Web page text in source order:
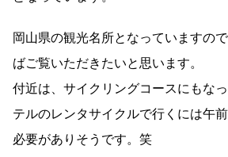
岡山県の観光名所となっていますの
ばご覧いただきたいと思います。
付近は、サイクリングコースにもな
テルのレンタサイクルで行くには午
必要がありそうです。笑